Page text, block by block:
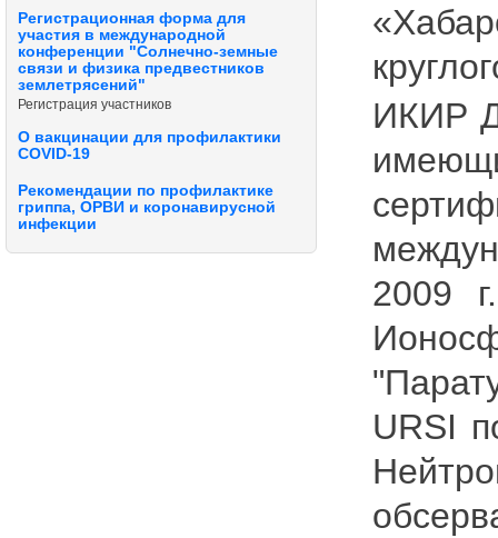
Регистрационная форма для
участия в международной
конференции "Солнечно-земные
связи и физика предвестников
землетрясений"
Регистрация участников
О вакцинации для профилактики
COVID-19
Рекомендации по профилактике
гриппа, ОРВИ и коронавирусной
инфекции
ИКИР
2009
URSI